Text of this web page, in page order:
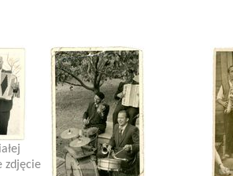
zdjęcie